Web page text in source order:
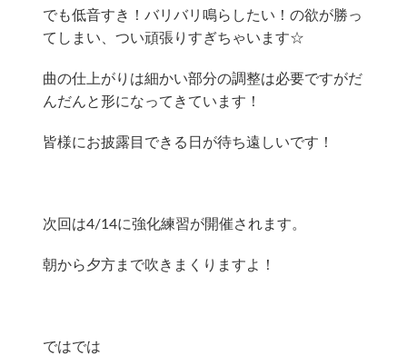
でも低音すき！バリバリ鳴らしたい！の欲が勝っ
てしまい、つい頑張りすぎちゃいます☆
曲の仕上がりは細かい部分の調整は必要ですがだ
んだんと形になってきています！
皆様にお披露目できる日が待ち遠しいです！
次回は4/14に強化練習が開催されます。
朝から夕方まで吹きまくりますよ！
ではでは